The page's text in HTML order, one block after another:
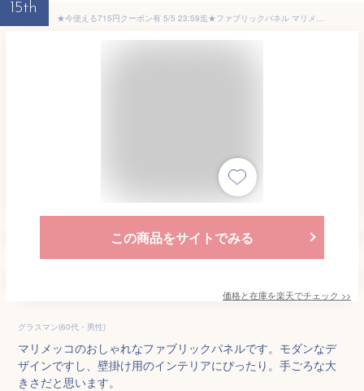
15th
★今使える715円クーポン有 5/5 23:59迄★ファブリックパネル マリメッコ PUUTARHURIN PARHAAT（プータルフリンパルハート）/WHITE 50×50cm インテリア 壁掛 壁飾【店頭受取も可 吹田】
この商品をサイトでみる
価格と在庫を楽天でチェック >>
グラスマン(60代・男性)
マリメッコのおしゃれなファブリックパネルです。モダンなデ
ザインですし、壁掛け用のインテリアにぴったり。手ごろな大
きさだと思います。